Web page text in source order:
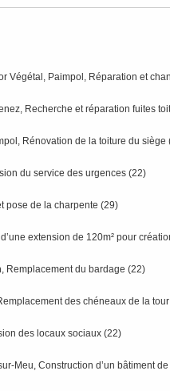
Végétal, Paimpol, Réparation et
Recherche et réparation fuites
Rénovation de la toiture du siège
du service des urgences (22)
pose de la charpente (29)
extension de 120m² pour
Remplacement du bardage (22)
des chéneaux de la
des locaux sociaux (22)
Meu, Construction d’un bâtiment